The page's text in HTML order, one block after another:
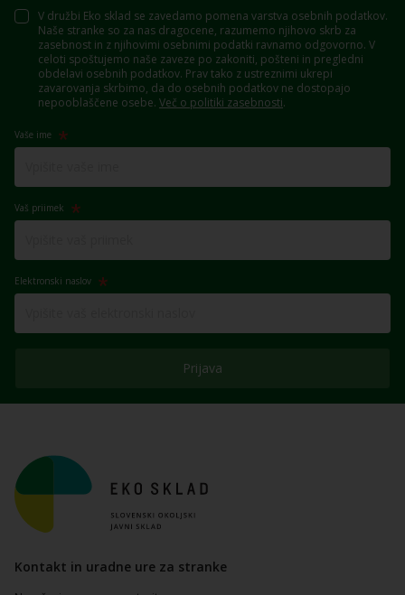
V družbi Eko sklad se zavedamo pomena varstva osebnih podatkov.
Naše stranke so za nas dragocene, razumemo njihovo skrb za
zasebnost in z njihovimi osebnimi podatki ravnamo odgovorno. V
celoti spoštujemo naše zaveze po zakoniti, pošteni in pregledni
obdelavi osebnih podatkov. Prav tako z ustreznimi ukrepi
zavarovanja skrbimo, da do osebnih podatkov ne dostopajo
nepooblaščene osebe. Več o politiki zasebnosti.
Vaše ime
Vaš priimek
Elektronski naslov
Prijava
Kontakt in uradne ure za stranke